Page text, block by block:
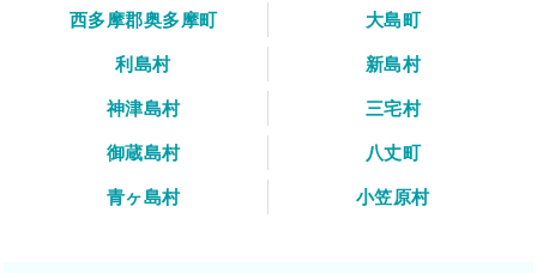
西多摩郡奥多摩町
大島町
利島村
新島村
神津島村
三宅村
御蔵島村
八丈町
青ヶ島村
小笠原村